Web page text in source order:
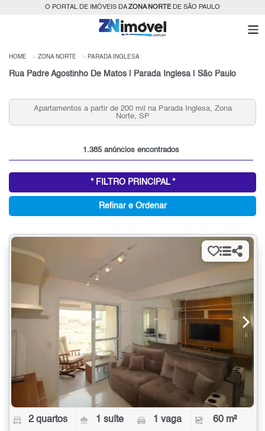
O PORTAL DE IMÓVEIS DAZONA NORTEDE SÃO PAULO
HOME ZONA NORTE PARADA INGLESA
Rua Padre Agostinho De Matos | Parada Inglesa | São Paulo
Aptos 2 Quartos a partir de R$ 320 mil na Parada
1.385 anúncios encontrados
* FILTRO PRINCIPAL *
Refinar e Ordenar
2 quartos 1 suíte 1 vaga 60 m²